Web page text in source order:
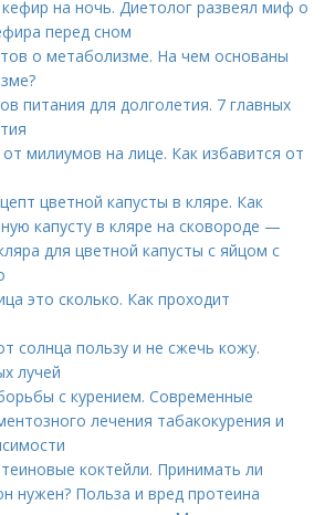
на ночь. Диетолог развеял миф о
перед сном
о метаболизме. На чем основаны
питания для долголетия. 7 главных
милиумов на лице. Как избавится от
цветной капусты в кляре. Как
капусту в кляре на сковороде —
для цветной капусты с яйцом с
это сколько. Как проходит
солнца пользу и не сжечь кожу.
лучей
с курением. Современные
лечения табакокурения и
коктейли. Принимать ли
нужен? Польза и вред протеина